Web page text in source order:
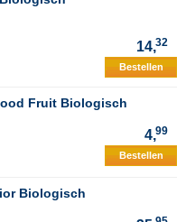
14,32
Bestellen
Fruit Biologisch
4,99
Bestellen
Biologisch